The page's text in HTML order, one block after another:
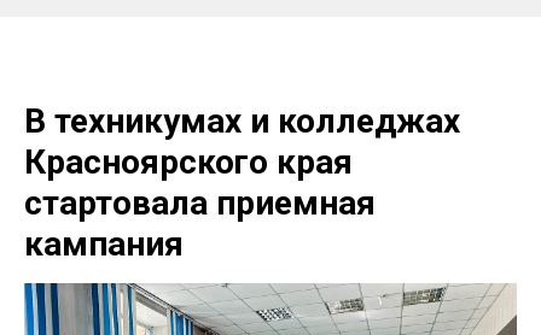
В техникумах и колледжах
Красноярского края
стартовала приемная
кампания